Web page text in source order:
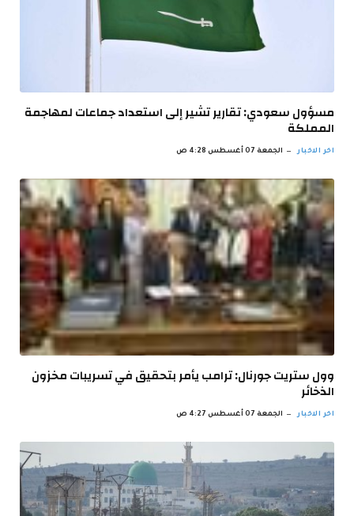
مسؤول سعودي: تقارير تشير إلى استعداد جماعات لمهاجمة
المملكة
اخر الاخبار الجمعة 07 أغسطس 4:28 ص
وول ستريت جورنال: ترامب يأمر بتحقيق في تسريبات مخزون
الذخائر
اخر الاخبار الجمعة 07 أغسطس 4:27 ص